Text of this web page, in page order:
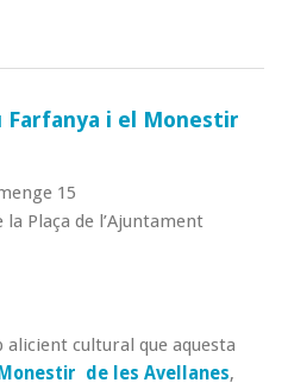
Farfanya i el Monestir
15
la Plaça de l’Ajuntament
cultural que aquesta
Monestir de les Avellanes,